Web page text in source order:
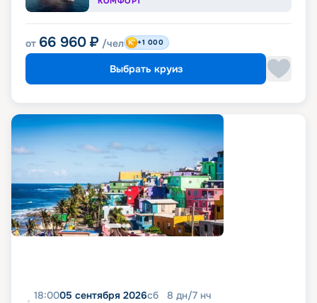
от 66 960 ₽ /чел +1 000
Выбрать круиз
18:0005 сентября 2026сб 8 дн/7 нч